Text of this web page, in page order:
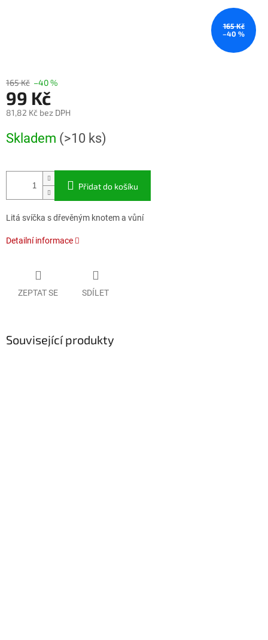
165 Kč
–40 %
165 Kč –40 %
99 Kč
81,82 Kč bez DPH
cena:
Skladem (>10 ks)
Přidat do košíku
Litá svíčka s dřevěným knotem a vůní
Detailní informace
ZEPTAT SE SDÍLET
Související produkty